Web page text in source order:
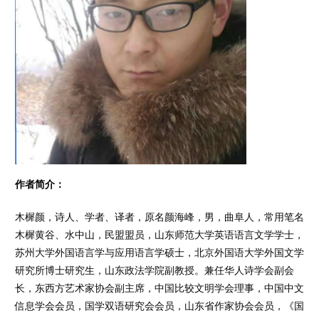
作者简介：
木樨颜，诗人、学者、译者，原名颜海峰，男，曲阜人，常用笔名
木樨黄谷、水中山，民盟盟员，山东师范大学英语语言文学学士，
苏州大学外国语言学与应用语言学硕士，北京外国语大学外国文学
研究所博士研究生，山东政法学院副教授。兼任华人诗学会副会
长，东西方艺术家协会副主席，中国比较文明学会理事，中国中文
信息学会会员，国学双语研究会会员，山东省作家协会会员，《国